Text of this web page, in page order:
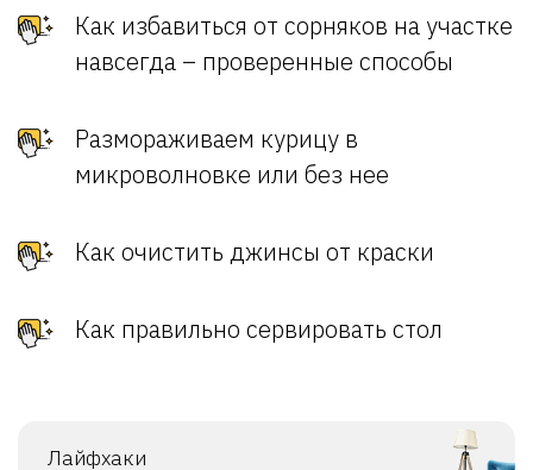
Как избавиться от сорняков на участке
навсегда – проверенные способы
Размораживаем курицу в
микроволновке или без нее
Как очистить джинсы от краски
Как правильно сервировать стол
Лайфхаки